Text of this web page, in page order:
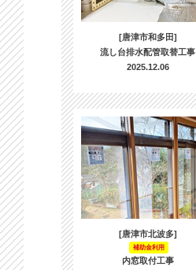
[唐津市和多田]
流し台排水配管取替工事
2025.12.06
[唐津市北波多]
補助金利用
内窓取付工事